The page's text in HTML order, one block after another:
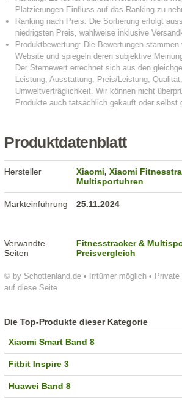
Produktdatenblatt
© by Schottenland.de • Irrtümer möglich • Private
auf diese Seite
Hersteller Xiaomi,Xiaomi
Multisportuhren
Markteinführung 25.11.2024
Verwandte
Seiten
Fitnesstracker &
Preisvergleich
Die Top-Produkte dieser Kategorie
Xiaomi Smart Band 8
Fitbit Inspire 3
Huawei Band 8